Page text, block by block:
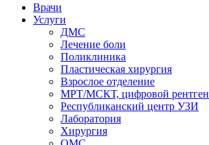
Врачи
Услуги
ДМС
Лечение боли
Поликлиника
Пластическая хирургия
Взрослое отделение
МРТ/МСКТ, цифровой рентген
Республиканский центр УЗИ
Лаборатория
Хирургия